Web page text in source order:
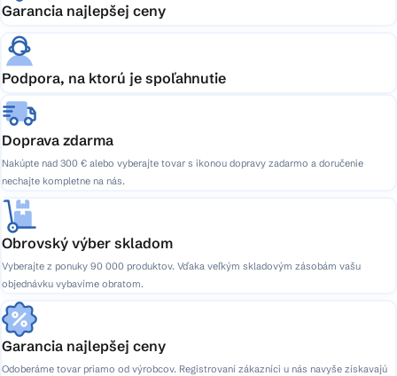
Garancia najlepšej ceny
Podpora, na ktorú je spoľahnutie
Doprava zdarma
Nakúpte nad 300 € alebo vyberajte tovar s ikonou dopravy zadarmo a doručenie
nechajte kompletne na nás.
Obrovský výber skladom
Vyberajte z ponuky 90 000 produktov. Vďaka veľkým skladovým zásobám vašu
objednávku vybavíme obratom.
Garancia najlepšej ceny
Odoberáme tovar priamo od výrobcov. Registrovaní zákazníci u nás navyše získavajú